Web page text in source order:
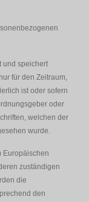
und speichert
für den Zeitraum,
ist oder sofern
oder
welchen der
wurde.
Europäischen
zuständigen
die
den